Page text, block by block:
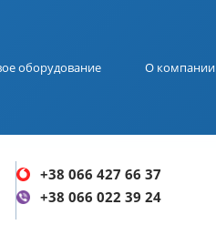
оборудование О компании
+38 066 427 66 37
+38 066 022 39 24